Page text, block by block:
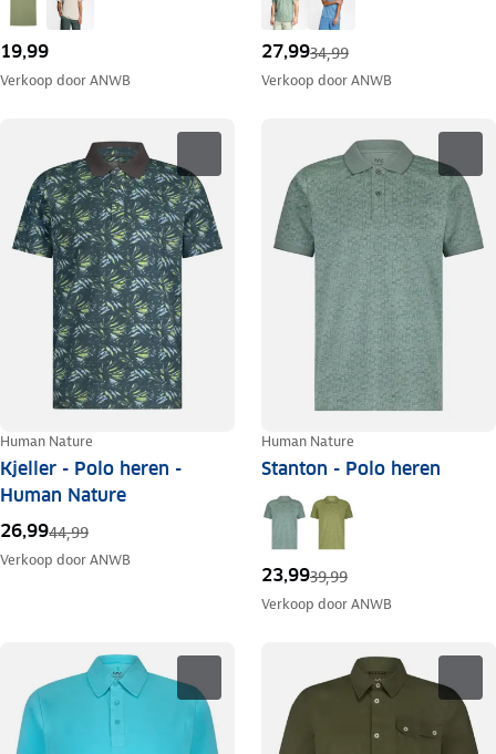
19,99
Verkoop doorANWB
27,9934,99
Verkoop doorANWB
Human Nature
Kjeller - Polo heren -
Human Nature
26,9944,99
Verkoop doorANWB
Human Nature
Stanton - Polo heren
23,9939,99
Verkoop doorANWB